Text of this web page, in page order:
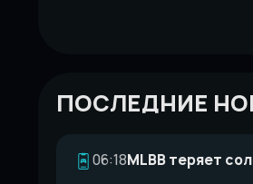
ПОСЛЕДНИЕ
06:18MLBB теряет